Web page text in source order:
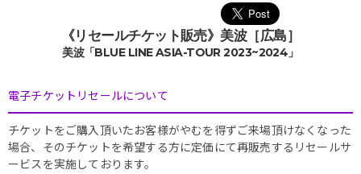
《リセールチケット販売》美波［広島］
美波「BLUE LINE ASIA-TOUR 2023~2024」
電子チケットリセールについて
チケットをご購入頂いたお客様がやむを得ずご来場頂けなくなった
場合、そのチケットを希望する方に定価にて再販売するリセールサ
ービスを実施しております。